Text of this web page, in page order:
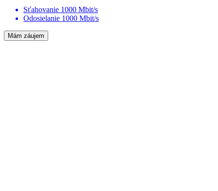
Sťahovanie 1000 Mbit/s
Odosielanie 1000 Mbit/s
Mám záujem